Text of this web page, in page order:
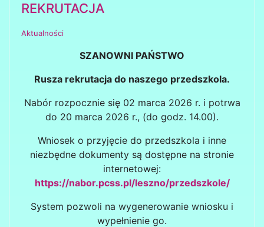
REKRUTACJA
Aktualności
SZANOWNI PAŃSTWO
Rusza rekrutacja do naszego przedszkola.
Nabór rozpocznie się 02 marca 2026 r. i potrwa
do 20 marca 2026 r., (do godz. 14.00).
Wniosek o przyjęcie do przedszkola i inne
niezbędne dokumenty są dostępne na stronie
internetowej:
https://nabor.pcss.pl/leszno/przedszkole/
System pozwoli na wygenerowanie wniosku i
wypełnienie go.